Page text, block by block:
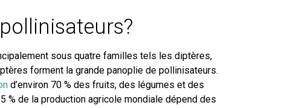
sous quatre familles tels les diptères,
forment la grande panoplie de pollinisateurs.
d’environ 70 % des fruits, des légumes et des
% de la production agricole mondiale dépend des